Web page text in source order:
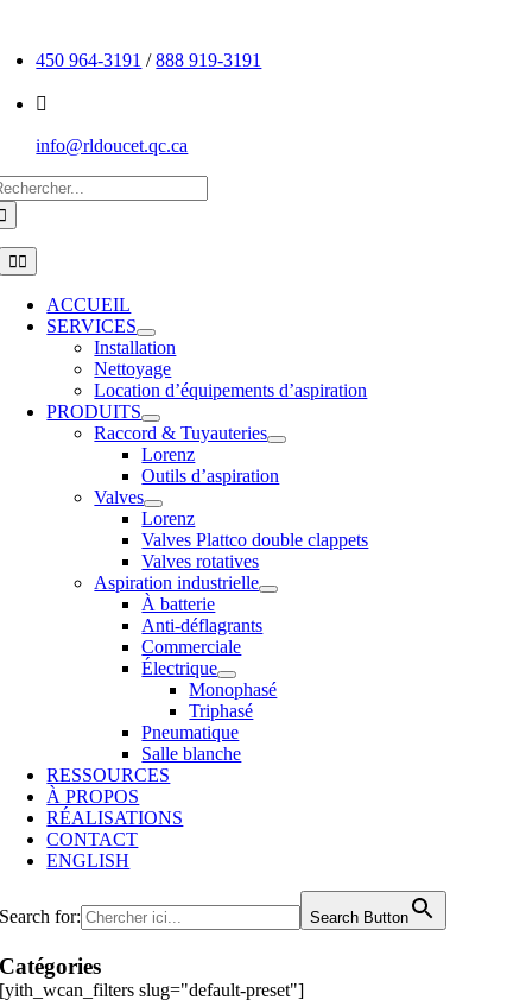
contenu
450 964-3191 /888 919-3191
info@rldoucet.qc.ca
Toggle
Navigation
ACCUEIL
SERVICES
Installation
Nettoyage
Location d’équipements d’aspiration
PRODUITS
Raccord & Tuyauteries
Lorenz
Outils d’aspiration
Valves
Lorenz
Valves Plattco double clappets
Valves rotatives
Aspiration industrielle
À batterie
Anti-déflagrants
Commerciale
Électrique
Monophasé
Triphasé
Pneumatique
Salle blanche
RESSOURCES
À PROPOS
RÉALISATIONS
CONTACT
ENGLISH
Search for: Search Button
Catégories
[yith_wcan_filters slug="default-preset"]